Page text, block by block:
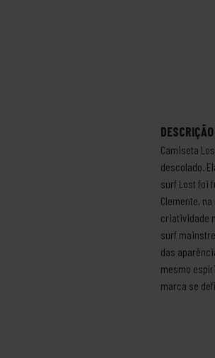
DESCRIÇÃO
Camiseta
descolado.
surf Lost foi
Clemente,
criatividade
surf
das
mesmo
marca se